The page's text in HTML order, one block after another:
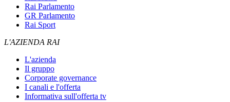
Rai Parlamento
GR Parlamento
Rai Sport
L'AZIENDA RAI
L'azienda
Il gruppo
Corporate governance
I canali e l'offerta
Informativa sull'offerta tv